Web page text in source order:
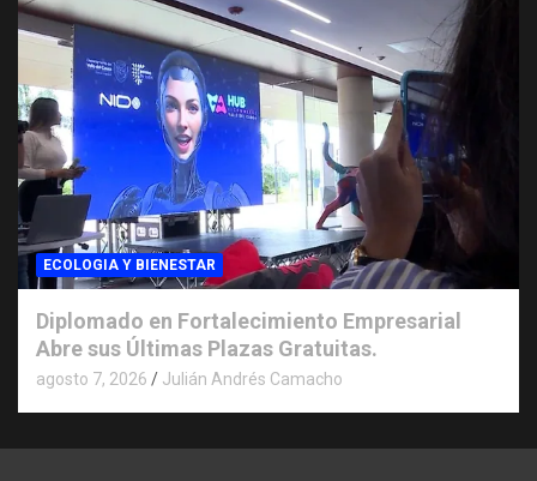
ECOLOGIA Y BIENESTAR
Diplomado en Fortalecimiento Empresarial
Abre sus Últimas Plazas Gratuitas.
agosto 7, 2026 Julián Andrés Camacho